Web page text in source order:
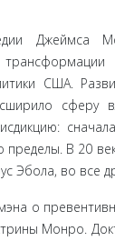
Джеймса
США.
сферу
пределы. В 20
Эбола, во все
о
Монро.